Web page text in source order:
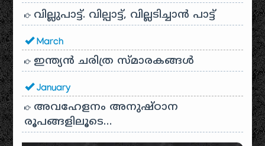
വില്ലുപാട്ട്. വില്പാട്ട്, വില്ലടിച്ചാൻ പാട്ട്
March
ഇന്ത്യൻ ചരിത്ര സ്മാരകങ്ങൾ
January
അവഹേളനം അനുഷ്ഠാന
രൂപങ്ങളിലൂടെ…